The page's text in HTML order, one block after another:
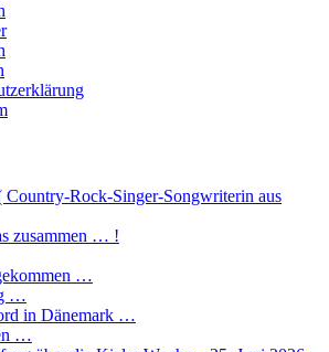
Country-Rock-Singer-Songwriterin aus
zusammen … !
…
…
in Dänemark …
…